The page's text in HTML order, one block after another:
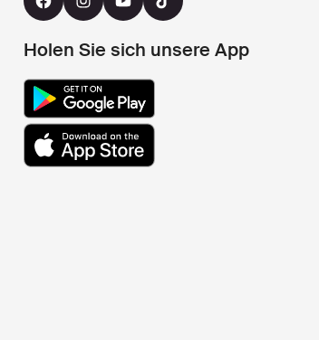
Holen Sie sich unsere App